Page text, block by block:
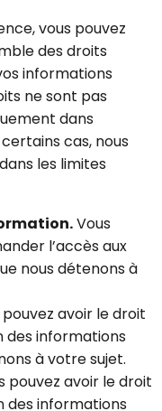
vous pouvez
des droits
informations
ne sont pas
dans
cas, nous
les limites
Vous
l’accès aux
nous détenons à
pouvez avoir le droit
des informations
à votre sujet.
pouvez avoir le droit
des informations